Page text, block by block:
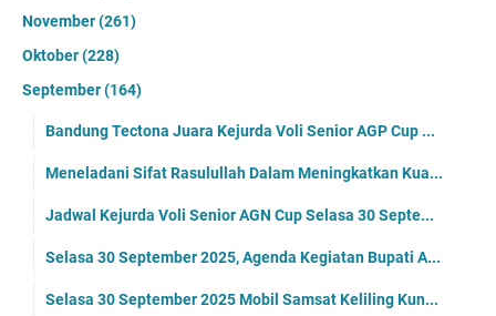
November(261)
Oktober(228)
September(164)
Bandung Tectona Juara Kejurda Voli Senior AGP Cup ...
Meneladani Sifat Rasulullah Dalam Meningkatkan Kua...
Jadwal Kejurda Voli Senior AGN Cup Selasa 30 Septe...
Selasa 30 September 2025, Agenda Kegiatan Bupati A...
Selasa 30 September 2025 Mobil Samsat Keliling Kun...